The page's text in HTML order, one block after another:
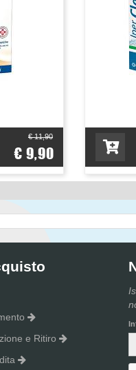
€ 11,90
€ 9,90
e Ritiro